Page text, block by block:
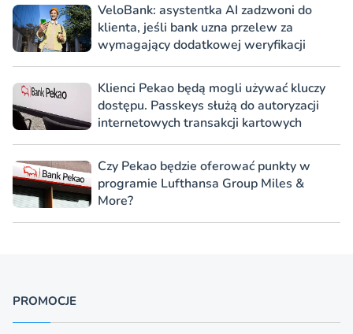
VeloBank: asystentka AI zadzwoni do
klienta, jeśli bank uzna przelew za
wymagający dodatkowej weryfikacji
Klienci Pekao będą mogli używać kluczy
dostępu. Passkeys służą do autoryzacji
internetowych transakcji kartowych
Czy Pekao będzie oferować punkty w
programie Lufthansa Group Miles &
More?
PROMOCJE